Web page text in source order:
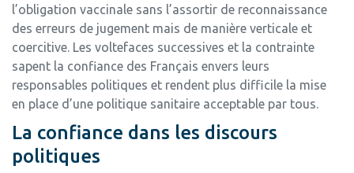
l’obligation vaccinale sans l’assortir de reconnaissance
des erreurs de jugement mais de manière verticale et
coercitive. Les voltefaces successives et la contrainte
sapent la confiance des Français envers leurs
responsables politiques et rendent plus difficile la mise
en place d’une politique sanitaire acceptable par tous.
La confiance dans les discours
politiques